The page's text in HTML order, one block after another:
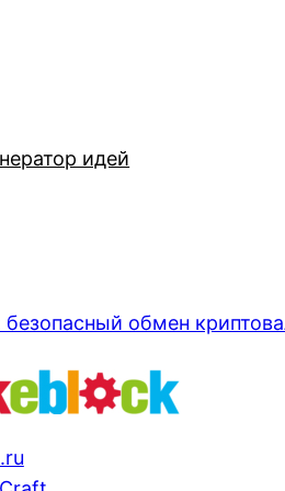
идей
безопасный обмен